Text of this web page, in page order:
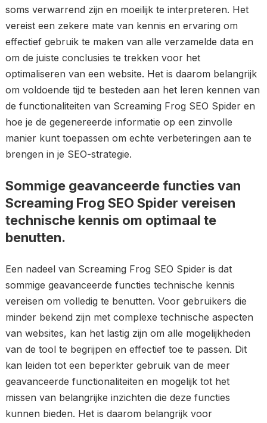
soms verwarrend zijn en moeilijk te interpreteren. Het
vereist een zekere mate van kennis en ervaring om
effectief gebruik te maken van alle verzamelde data en
om de juiste conclusies te trekken voor het
optimaliseren van een website. Het is daarom belangrijk
om voldoende tijd te besteden aan het leren kennen van
de functionaliteiten van Screaming Frog SEO Spider en
hoe je de gegenereerde informatie op een zinvolle
manier kunt toepassen om echte verbeteringen aan te
brengen in je SEO-strategie.
Sommige geavanceerde functies van
Screaming Frog SEO Spider vereisen
technische kennis om optimaal te
benutten.
Een nadeel van Screaming Frog SEO Spider is dat
sommige geavanceerde functies technische kennis
vereisen om volledig te benutten. Voor gebruikers die
minder bekend zijn met complexe technische aspecten
van websites, kan het lastig zijn om alle mogelijkheden
van de tool te begrijpen en effectief toe te passen. Dit
kan leiden tot een beperkter gebruik van de meer
geavanceerde functionaliteiten en mogelijk tot het
missen van belangrijke inzichten die deze functies
kunnen bieden. Het is daarom belangrijk voor